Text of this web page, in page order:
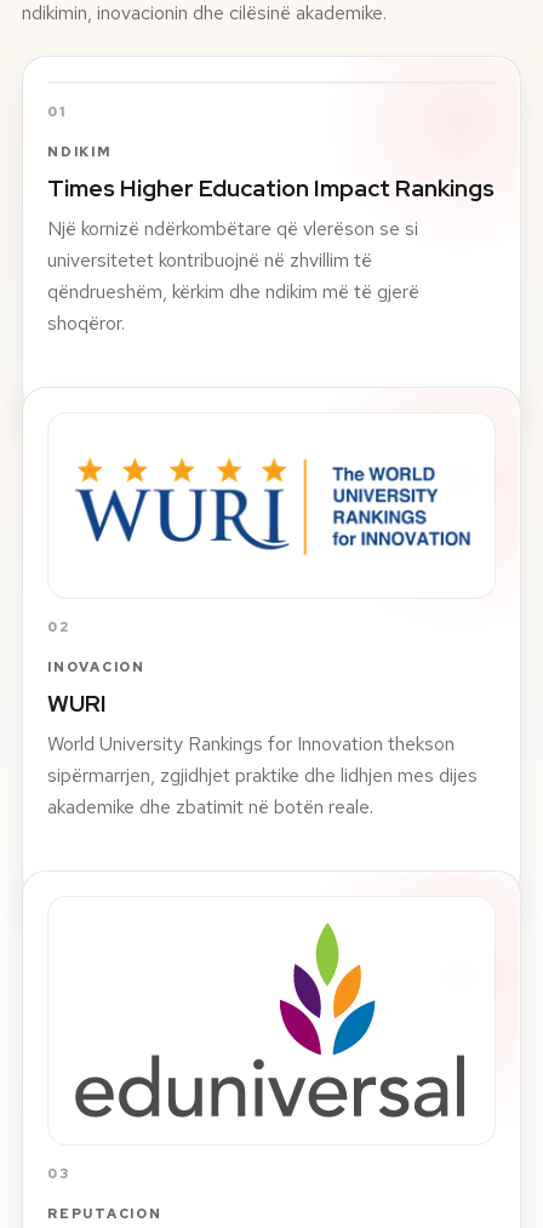
ndikimin, inovacionin dhe cilësinë akademike.
01
NDIKIM
Times Higher Education Impact Rankings
Një kornizë ndërkombëtare që vlerëson se si
universitetet kontribuojnë në zhvillim të
qëndrueshëm, kërkim dhe ndikim më të gjerë
shoqëror.
02
INOVACION
WURI
World University Rankings for Innovation thekson
sipërmarrjen, zgjidhjet praktike dhe lidhjen mes dijes
akademike dhe zbatimit në botën reale.
03
REPUTACION